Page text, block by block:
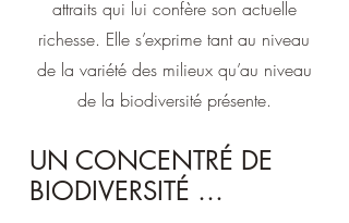
attraits qui lui confère son actuelle
richesse. Elle s’exprime tant au niveau
de la variété des milieux qu’au niveau
de la biodiversité présente.
UN CONCENTRÉ DE
BIODIVERSITÉ …